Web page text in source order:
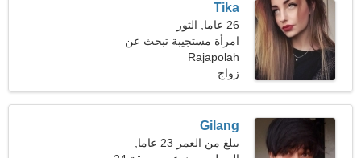
Tika
26 عاما, الثور
امرأة مستجيبة تبحث عن
شخص مثلك
Rajapolah
زواج
Gilang
يبلغ من العمر 23 عاما,